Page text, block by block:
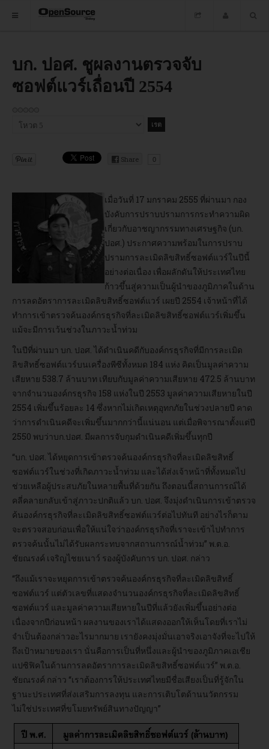
ซอฟต์แวร์
อบรม
DOWNLOAD
ซอฟต์แวร์
DOWNLOAD
บก. ปอศ. ชูผลงานตรวจจับ
ซอฟต์แวร์เถื่อนปี 2554
กรุณา
Share
0
เมื่อวันที่ 17 มกราคม 2555 ที่ผ่านมา กอง
บังคับการปราบปรามการกระทำความผิด
เกี่ยวกับอาชญากรรมทางเศรษฐกิจ (บก.
ปอศ.) ประกาศความพร้อมในการปราบ
ปรามการละเมิดลิขสิทธิ์ซอฟต์แวร์ในปีนี้
อย่างต่อเนื่อง เพื่อผลักดันให้ประเทศไทย
ก้าวขึ้นสู่ความเป็นผู้นำของภูมิภาคในด้าน
การลดอัตราการละเมิดลิขสิทธิ์ซอฟต์แวร์ เผยปี 2554 เจ้าหน้าที่ได้
ทำการเข้าตรวจค้นองค์กรธุรกิจที่ละเมิดลิขสิทธิ์ซอฟต์แวร์เพิ่มขึ้น
แม้จะมีการเว้นช่วงในภาวะน้ำท่วม
ในปีที่ผ่านมา บก. ปอศ. ได้ดำเนินคดีกับองค์กรธุรกิจที่มีการละเมิด
ลิขสิทธิ์ซอฟต์แวร์บนเครื่องพีซีทั้งหมด 184 แห่ง คิดเป็นมูลค่าความ
เสียหาย 538.7 ล้านบาท เทียบกับมูลค่าความเสียหาย 472.5 ล้านบาท
จากจำนวนองค์กรธุรกิจ 158 แห่งในปี 2553 มูลค่าความเสียหายในปี
2554 เพิ่มขึ้นร้อยละ 14 ซึ่งหากไม่เกิดเหตุอุทกภัยในช่วงปลายปี คาด
ว่าการดำเนินคดีจะเพิ่มขึ้นมากกว่านี้แน่นอน แต่เมื่อพิจารณาตั้งแต่ปี
2550 พบว่าบก.ปอศ. มีผลการจับกุมดำเนินคดีเพิ่มขึ้นทุกปี
“บก. ปอศ. ได้หยุดการเข้าตรวจค้นองค์กรธุรกิจที่ละเมิดลิขสิทธิ์
ซอฟต์แวร์ในช่วงที่เกิดภาวะน้ำท่วม และได้ส่งเจ้าหน้าที่ทั้งหมดไป
ช่วยเหลือผู้ประสบภัยในหลายพื้นที่ด้วยกัน ถึงตอนนี้สถานการณ์ได้
คลี่คลายกลับเข้าสู่ภาวะปกติแล้ว บก. ปอศ. จึงมุ่งดำเนินการเข้าตรวจ
ค้นองค์กรธุรกิจที่ละเมิดลิขสิทธิ์ซอฟต์แวร์ต่อไปทันที อย่างไรก็ตาม
จะตรวจสอบก่อนเพื่อให้แน่ใจว่าองค์กรธุรกิจที่เราจะเข้าไปทำการ
ตรวจค้นนั้นไม่ได้รับผลกระทบจากสถานการณ์น้ำท่วม” พ.ต.อ.
ชัยณรงค์ เจริญไชยเนาว์ รองผู้บังคับการ บก. ปอศ. กล่าว
“ถึงแม้เราจะหยุดการเข้าตรวจค้นองค์กรธุรกิจที่ละเมิดลิขสิทธิ์
ซอฟต์แวร์ แต่ตัวเลขที่แสดงจำนวนองค์กรธุรกิจที่ละเมิดลิขสิทธิ์
ซอฟต์แวร์ และมูลค่าความเสียหายในปีที่แล้วยังเพิ่มขึ้นอย่างต่อ
เนื่องจากปีก่อนหน้า ผลงานของเราได้แสดงออกให้เห็นโดยที่เราไม่
จำเป็นต้องกล่าวอะไรมากมาย เรายังคงมุ่งมั่นเอาจริงเอาจังที่จะไปให้
ถึงเป้าหมายของเรา นั่นคือการเป็นที่หนึ่งและผู้นำของภูมิภาคเอเชีย
แปซิฟิคในด้านการลดอัตราการละเมิดลิขสิทธิ์ซอฟต์แวร์” พ.ต.อ.
ชัยณรงค์ กล่าว “เราต้องการให้ประเทศไทยมีชื่อเสียงเป็นที่รู้จักใน
ฐานะประเทศที่ส่งเสริมการลงทุน และการเติบโตด้านนวัตกรรม
ไม่ใช่ประเทศที่ขโมยทรัพย์สินทางปัญญา”